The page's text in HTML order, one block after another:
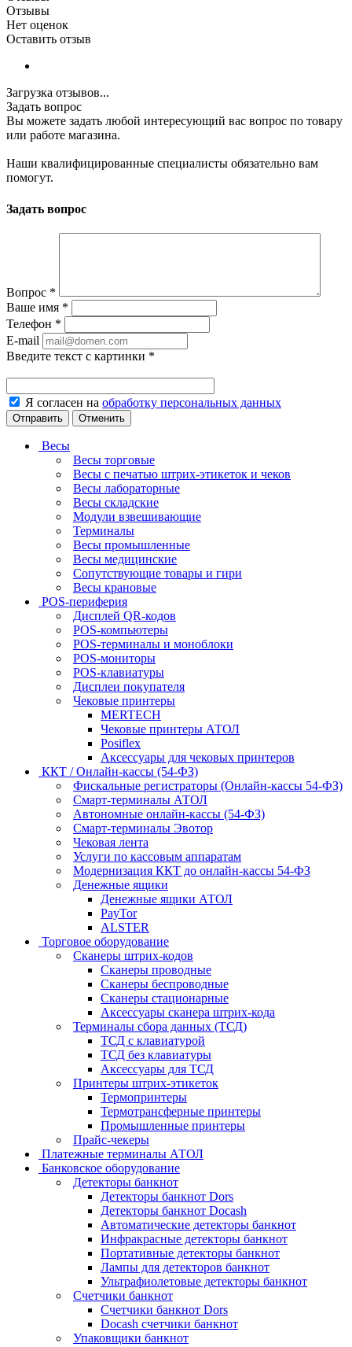
Отзывы
Нет оценок
Оставить отзыв
Загрузка отзывов...
Задать вопрос
Вы можете задать любой интересующий вас вопрос по товару
или работе магазина.
Наши квалифицированные специалисты обязательно вам
помогут.
Задать вопрос
Вопрос *
Ваше имя *
Телефон *
E-mail
Введите текст с картинки *
Я согласен на обработку персональных данных
Отменить
Весы
Весы торговые
Весы с печатью штрих-этикеток и чеков
Весы лабораторные
Весы складские
Модули взвешивающие
Терминалы
Весы промышленные
Весы медицинские
Сопутствующие товары и гири
Весы крановые
POS-периферия
Дисплей QR-кодов
POS-компьютеры
POS-терминалы и моноблоки
POS-мониторы
POS-клавиатуры
Дисплеи покупателя
Чековые принтеры
MERTECH
Чековые принтеры АТОЛ
Posiflex
Аксессуары для чековых принтеров
ККТ / Онлайн-кассы (54-ФЗ)
Фискальные регистраторы (Онлайн-кассы 54-ФЗ)
Смарт-терминалы АТОЛ
Автономные онлайн-кассы (54-ФЗ)
Смарт-терминалы Эвотор
Чековая лента
Услуги по кассовым аппаратам
Модернизация ККТ до онлайн-кассы 54-ФЗ
Денежные ящики
Денежные ящики АТОЛ
PayTor
ALSTER
Торговое оборудование
Сканеры штрих-кодов
Сканеры проводные
Сканеры беспроводные
Сканеры стационарные
Аксессуары сканера штрих-кода
Терминалы сбора данных (ТСД)
ТСД с клавиатурой
ТСД без клавиатуры
Аксессуары для ТСД
Принтеры штрих-этикеток
Термопринтеры
Термотрансферные принтеры
Промышленные принтеры
Прайс-чекеры
Платежные терминалы АТОЛ
Банковское оборудование
Детекторы банкнот
Детекторы банкнот Dors
Детекторы банкнот Docash
Автоматические детекторы банкнот
Инфракрасные детекторы банкнот
Портативные детекторы банкнот
Лампы для детекторов банкнот
Ультрафиолетовые детекторы банкнот
Счетчики банкнот
Счетчики банкнот Dors
Docash счетчики банкнот
Упаковщики банкнот